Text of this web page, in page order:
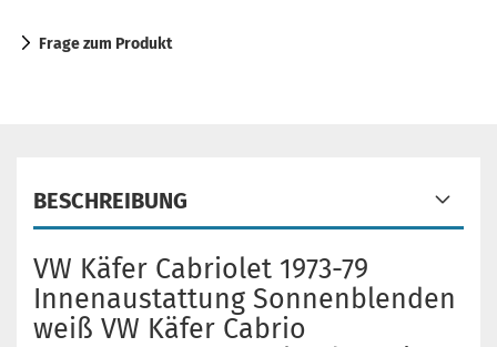
Frage zum Produkt
BESCHREIBUNG
VW Käfer Cabriolet 1973-79
Innenaustattung Sonnenblenden
weiß VW Käfer Cabrio